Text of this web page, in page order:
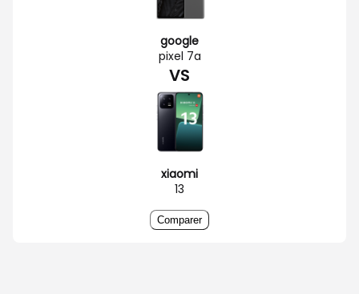
google
pixel 7a
VS
xiaomi
13
Comparer